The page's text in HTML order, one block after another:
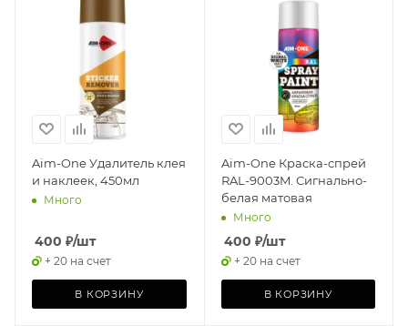
Aim-One Удалитель клея
и наклеек, 450мл
Много
400 ₽/шт
+ 20 на счет
В КОРЗИНУ
Aim-One Краска-спрей
RAL-9003M. Сигнально-
белая матовая
Много
400 ₽/шт
+ 20 на счет
В КОРЗИНУ